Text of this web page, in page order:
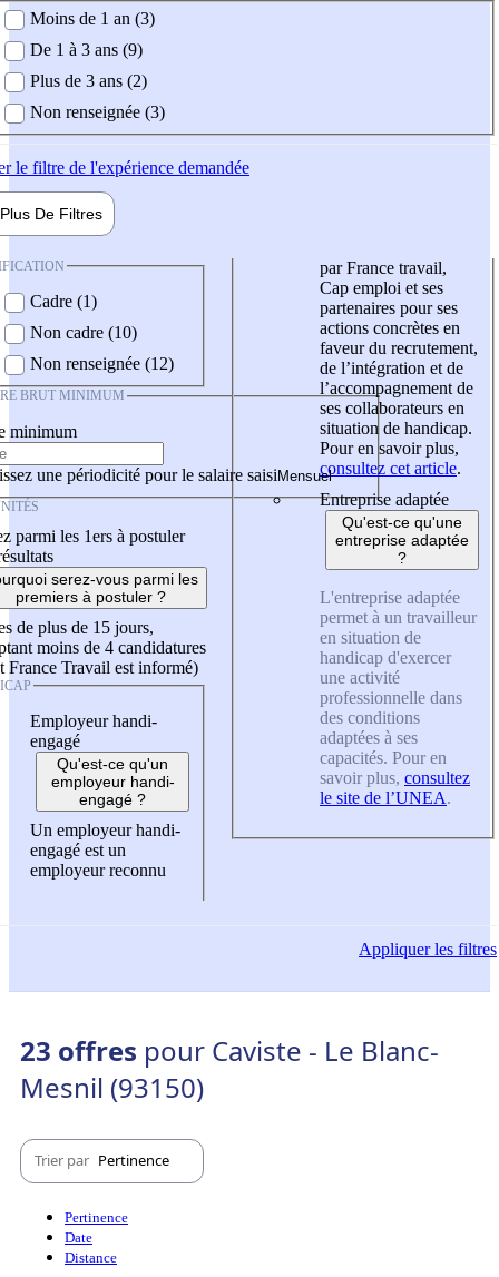
demandée
Moins de 1 an (3)
De 1 à 3 ans (9)
Plus de 3 ans (2)
Non renseignée (3)
le filtre de l'expérience demandée
Plus De Filtres
Cadre (1)
Non cadre (10)
Non renseignée (12)
BRUT MINIMUM
minimum
une périodicité pour le salaire saisi
parmi les 1ers à postuler
serez-vous parmi les
premiers à postuler ?
de plus de 15 jours,
moins de 4 candidatures
France Travail est informé)
Employeur handi-
engagé
Qu'est-ce qu'un
employeur handi-
engagé ?
Un employeur handi-
engagé est un
employeur reconnu
par France travail,
Cap emploi et ses
partenaires pour ses
actions concrètes en
faveur du recrutement,
de l’intégration et de
l’accompagnement de
ses collaborateurs en
situation de handicap.
Pour en savoir plus,
consultez cet article.
Entreprise adaptée
Qu'est-ce qu'une
entreprise adaptée
?
L'entreprise adaptée
permet à un travailleur
en situation de
handicap d'exercer
une activité
professionnelle dans
des conditions
adaptées à ses
capacités. Pour en
savoir plus, consultez
le site de l’UNEA.
Appliquerles filtres
23 offres pour Caviste - Le Blanc-
Mesnil (93150)
Trier par Pertinence
Pertinence
Date
Distance